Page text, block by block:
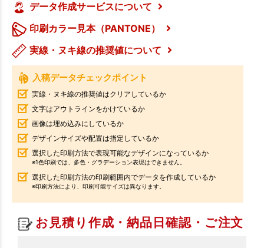
データ作成サービスについて
印刷カラー見本（PANTONE）
実線・ヌキ線の推奨値について
入稿データチェックポイント
実線・ヌキ線の推奨値はクリアしているか
文字はアウトラインをかけているか
画像は埋め込みにしているか
デザインサイズや配置は指定しているか
選択した印刷方法で表現可能なデザインになっているか
※1色印刷では、多色・グラデーション表現はできません。
選択した印刷方法の印刷範囲内でデータを作成しているか
※印刷方法により、印刷可能サイズは異なります。
お見積り作成・納品日確認・ご注文